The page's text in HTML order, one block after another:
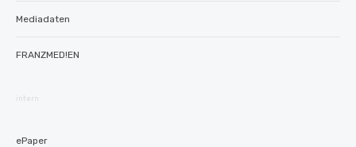
Mediadaten
FRANZMED!EN
intern
ePaper